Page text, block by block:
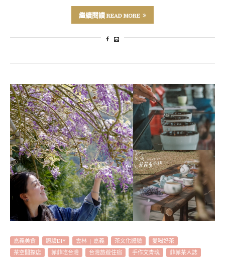
繼續閱讀 READ MORE
嘉義美食 體驗DIY 雲林 | 嘉義 茶文化體驗
愛喝好茶
茶空間探店
菲菲吃台灣 台灣旅遊住宿 手作文青魂 菲菲茶人誌